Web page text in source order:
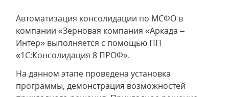
Автоматизация консолидации по МСФО в
компании «Зерновая компания «Аркада –
Интер» выполняется с помощью ПП
«1С:Консолидация 8 ПРОФ».
На данном этапе проведена установка
программы, демонстрация возможностей